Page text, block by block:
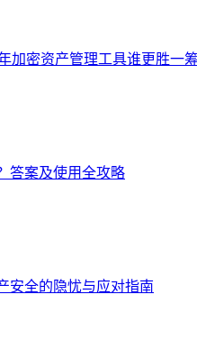
加密资产管理工具谁更胜一
答案及使用全攻略
安全的隐忧与应对指南